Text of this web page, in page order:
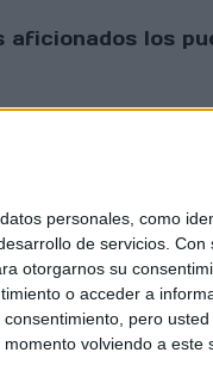
personales, como
de servicios. Con
otorgarnos su
o acceder a
pero
volviendo a
los
política de